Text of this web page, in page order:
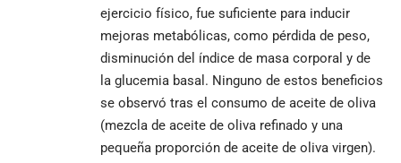
ejercicio físico, fue suficiente para inducir
mejoras metabólicas, como pérdida de peso,
disminución del índice de masa corporal y de
la glucemia basal. Ninguno de estos beneficios
se observó tras el consumo de aceite de oliva
(mezcla de aceite de oliva refinado y una
pequeña proporción de aceite de oliva virgen).